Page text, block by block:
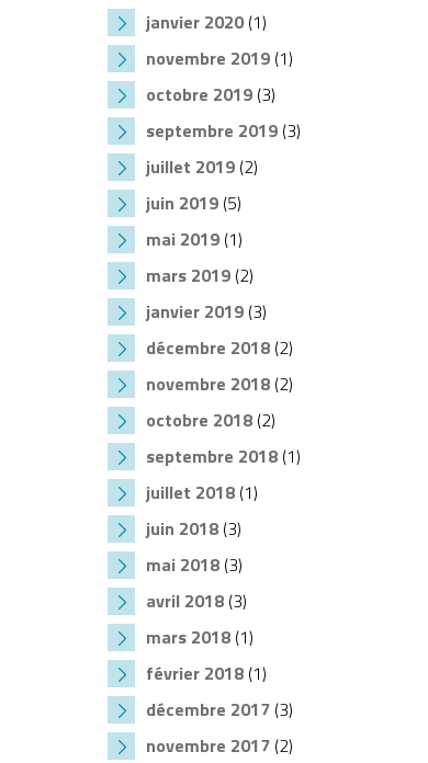
janvier 2020(1)
novembre 2019(1)
octobre 2019(3)
septembre 2019(3)
juillet 2019(2)
juin 2019(5)
mai 2019(1)
mars 2019(2)
janvier 2019(3)
décembre 2018(2)
novembre 2018(2)
octobre 2018(2)
septembre 2018(1)
juillet 2018(1)
juin 2018(3)
mai 2018(3)
avril 2018(3)
mars 2018(1)
février 2018(1)
décembre 2017(3)
novembre 2017(2)